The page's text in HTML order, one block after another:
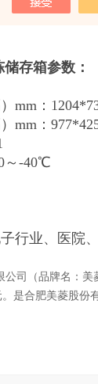
铝板、DW-
储存箱参数：
mm：
mm：
～-40℃
行业、医院
公司（品牌名：
是合肥美菱股份